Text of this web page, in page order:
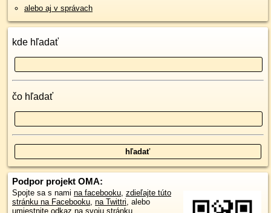
alebo aj v správach
kde hľadať
čo hľadať
Podpor projekt OMA:
Spojte sa s nami na facebooku, zdieľajte túto
stránku na Facebooku, na Twittri, alebo
umiestnite odkaz na svoju stránku.